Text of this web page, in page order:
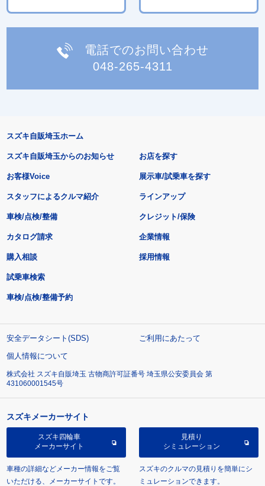
電話でのお問い合わせ
048-265-4311
スズキ自販埼玉ホーム
スズキ自販埼玉からのお知らせ
お客様Voice
スタッフによるクルマ紹介
お店を探す
展示車/試乗車を探す
ラインアップ
車検/点検/整備 クレジット/保険
カタログ請求
購入相談
試乗車検索
車検/点検/整備予約
企業情報
採用情報
安全データシート(SDS)
ご利用にあたって
個人情報について
株式会社 スズキ自販埼玉 古物商許可証番号 埼玉県公安委員会 第
431060001545号
スズキメーカーサイト
スズキ四輪車
メーカーサイト
車種の詳細などメーカー情報をご覧
いただける、メーカーサイトです。
見積り
シミュレーション
スズキのクルマの見積りを簡単にシ
ミュレーションできます。